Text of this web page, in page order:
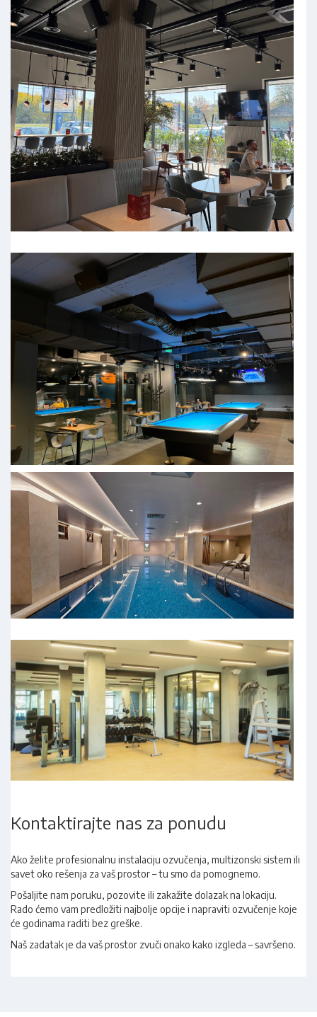
Kontaktirajte nas za ponudu
Ako želite profesionalnu instalaciju ozvučenja, multizonski sistem ili
savet oko rešenja za vaš prostor – tu smo da pomognemo.
Pošaljite nam poruku, pozovite ili zakažite dolazak na lokaciju.
Rado ćemo vam predložiti najbolje opcije i napraviti ozvučenje koje
će godinama raditi bez greške.
Naš zadatak je da vaš prostor zvuči onako kako izgleda – savršeno.